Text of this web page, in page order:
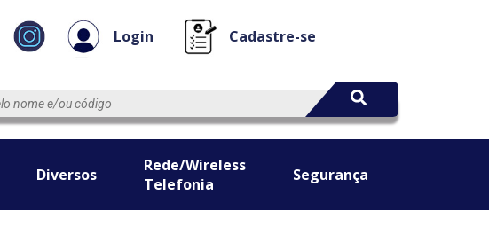
Login Cadastre-se
Diversos
Rede/Wireless
Telefonia
Segurança